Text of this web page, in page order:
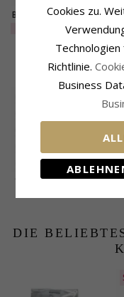
Butterflys in 14 Karat
Weißgold182,-
10 Paar Butterflys in
DIE
Cookies zu.
Richtlinie.
Business